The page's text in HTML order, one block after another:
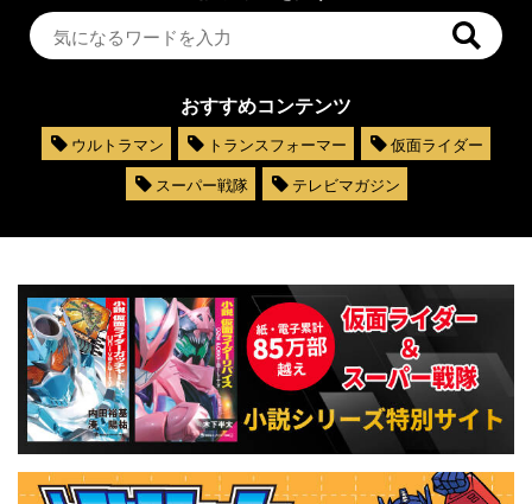
おすすめコンテンツ
ウルトラマン トランスフォーマー
仮面ライダー
スーパー戦隊
テレビマガジン